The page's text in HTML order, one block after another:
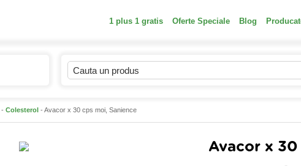
1 plus 1 gratis Oferte Speciale Blog
- Colesterol - Avacor x 30 cps moi, Sanience
Avacor x 30